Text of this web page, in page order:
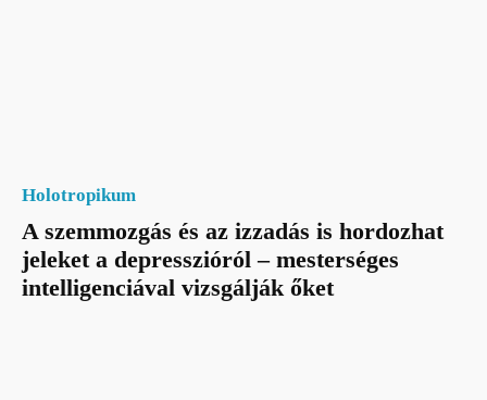
Holotropikum
A szemmozgás és az izzadás is hordozhat
jeleket a depresszióról – mesterséges
intelligenciával vizsgálják őket